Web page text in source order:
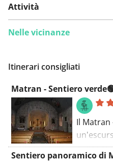
Attività
Nelle vicinanze
Itinerari consigliati
Matran - Sentiero
Il Matran
Sentiero panoramico di